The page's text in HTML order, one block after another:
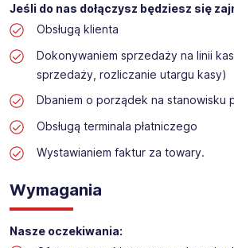
działalności daliśmy pracę przeszło 50
w całym kraju. Skutecznie znajdujemy
największych firm, jak również małych
przedsiębiorstw w Polsce. Agencja jest
396 w Krajowym Rejestrze Agencji
Obecnie dla naszego Klienta,
na stanowisko:
Praca w sektorze obsługi klienta w
budowlanym
Jeśli do nas dołączysz będziesz się
Obsługą klienta
Dokonywaniem sprzedaży na linii
sprzedaży, rozliczanie utargu kasy)
Dbaniem o porządek na stanowisku
Obsługą terminala płatniczego
Wystawianiem faktur za towary.
Wymagania
Nasze oczekiwania: